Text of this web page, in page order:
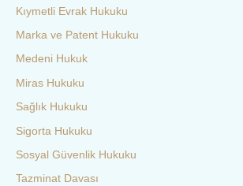
Kıymetli Evrak Hukuku
Marka ve Patent Hukuku
Medeni Hukuk
Miras Hukuku
Sağlık Hukuku
Sigorta Hukuku
Sosyal Güvenlik Hukuku
Tazminat Davası